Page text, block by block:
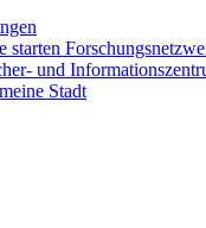
starten
und
Stadt